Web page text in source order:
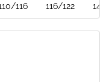
116 116/122 146/